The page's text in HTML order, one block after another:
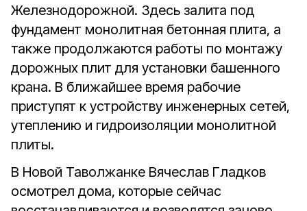
Железнодорожной. Здесь залита под
фундамент монолитная бетонная плита, а
также продолжаются работы по монтажу
дорожных плит для установки башенного
крана. В ближайшее время рабочие
приступят к устройству инженерных сетей,
утеплению и гидроизоляции монолитной
плиты.
В Новой Таволжанке Вячеслав Гладков
осмотрел дома, которые сейчас